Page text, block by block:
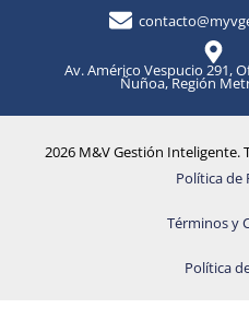
Av. Américo Vespucio 291,
Ñuñoa, Región
2026 M&V Gestión Inteligente.
Política de
Términos y
Política